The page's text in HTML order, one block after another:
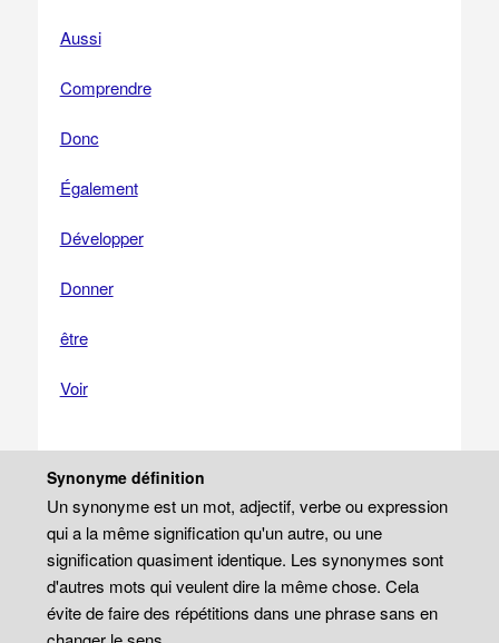
Aussi
Comprendre
Donc
Également
Développer
Donner
être
Voir
Synonyme définition
Un synonyme est un mot, adjectif, verbe ou expression
qui a la même signification qu'un autre, ou une
signification quasiment identique. Les synonymes sont
d'autres mots qui veulent dire la même chose. Cela
évite de faire des répétitions dans une phrase sans en